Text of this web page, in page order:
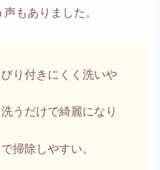
声もありました。
り付きにくく洗いや
うだけで綺麗になり
掃除しやすい。